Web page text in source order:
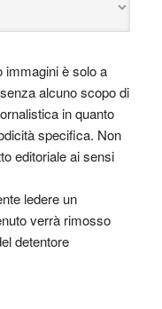
immagini è solo a
alcuno scopo di
in quanto
specifica. Non
editoriale ai sensi
ledere un
verrà rimosso
detentore